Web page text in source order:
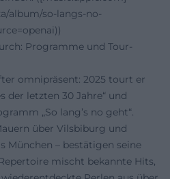
album/so-langs-no-
Programme und Tour-
omnipräsent: 2025 tourt er
der letzten 30 Jahre“ und
„So lang’s no geht“.
über Vilsbiburg und
München – bestätigen seine
mischt bekannte Hits,